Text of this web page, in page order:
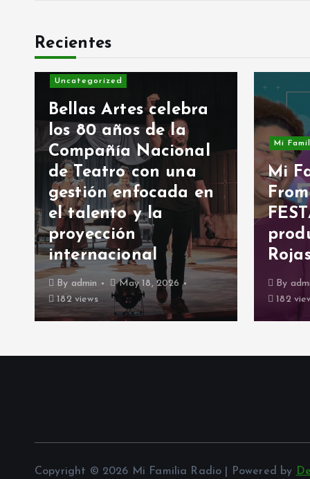
Recientes
Uncategorized
Bellas Artes celebra
los 80 años de la
Compañía Nacional
de Teatro con una
gestión enfocada en
el talento y la
proyección
internacional
By admin
May 18, 2026
182 views
Mi
Mi
By
182
Copyright © 2026 Mi Familia Radio | Powered by